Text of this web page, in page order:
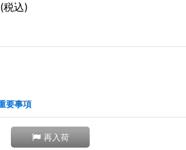
(税込)
要事項
再入荷